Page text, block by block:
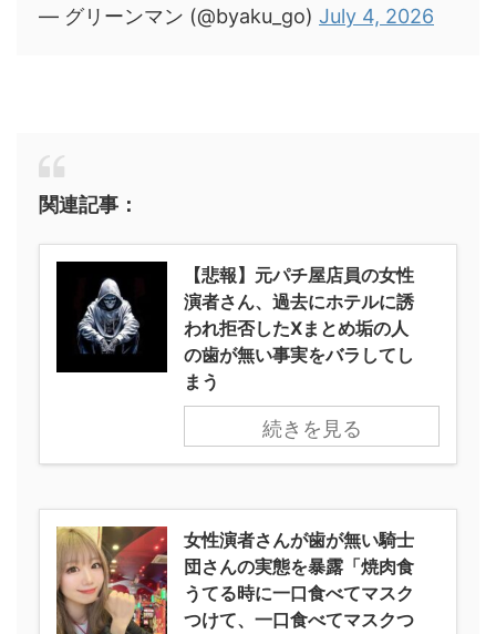
— グリーンマン (@byaku_go) July 4, 2026
関連記事：
【悲報】元パチ屋店員の女性
演者さん、過去にホテルに誘
われ拒否したXまとめ垢の人
の歯が無い事実をバラしてし
まう
続きを見る
女性演者さんが歯が無い騎士
団さんの実態を暴露「焼肉食
うてる時に一口食べてマスク
つけて、一口食べてマスクつ